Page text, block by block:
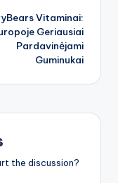
Vitaminai:
Geriausiai
Pardavinėjami
Guminukai
the discussion?